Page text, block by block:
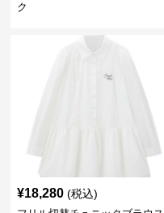
ク
¥18,280 (税込)